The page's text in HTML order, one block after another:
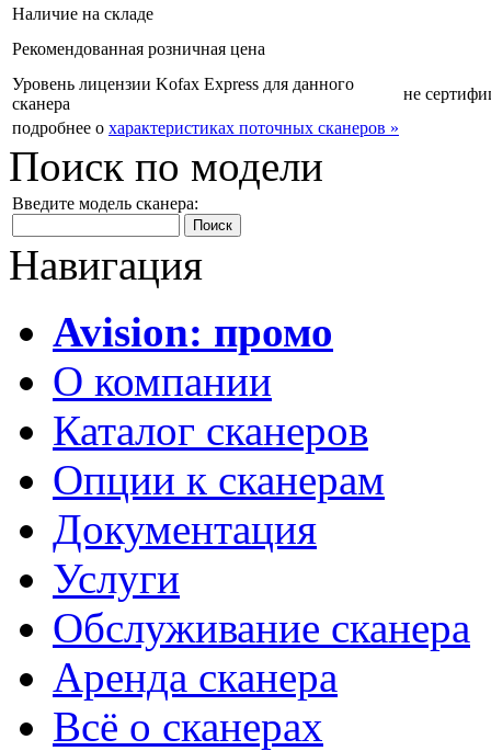
Наличие на складе
Рекомендованная розничная цена
Уровень лицензии Kofax Express для данного
сканера
не
подробнее о характеристиках поточных сканеров »
Поиск по модели
Введите модель сканера:
Навигация
Avision: промо
О компании
Каталог сканеров
Опции к сканерам
Документация
Услуги
Обслуживание сканера
Аренда сканера
Всё о сканерах